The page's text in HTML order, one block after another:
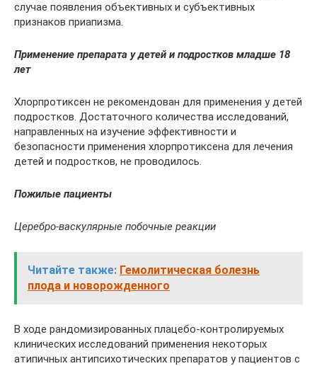
случае появления объективных и субъективных
признаков приапизма.
Применение препарата у детей и подростков младше 18
лет
Хлорпротиксен не рекомендован для применения у детей
подростков. Достаточного количества исследований,
направленных на изучение эффективности и
безопасности применения хлорпротиксена для лечения
детей и подростков, не проводилось.
Пожилые пациенты
Церебро-васкулярные побочные реакции
Читайте также: Гемолитическая болезнь
плода и новорожденного
В ходе рандомизированных плацебо-контролируемых
клинических исследований применения некоторых
атипичных антипсихотических препаратов у пациентов с